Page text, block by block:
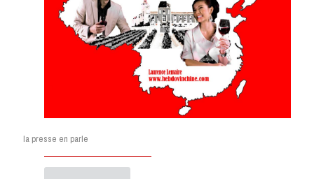
la presse en parle